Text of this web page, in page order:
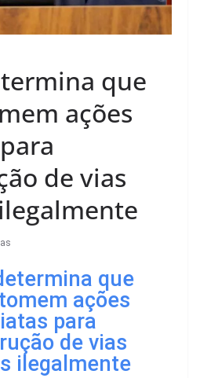
que
ações
de vias
que
ações
para
de vias
ilegalmente